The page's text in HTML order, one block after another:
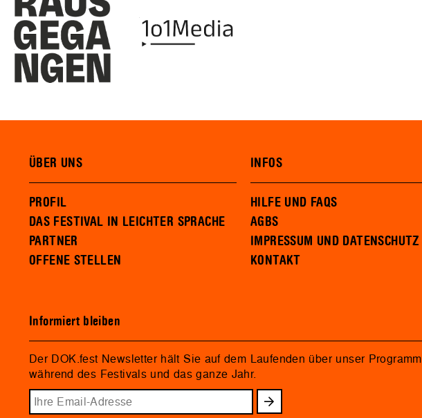
ÜBER UNS
PROFIL
DAS FESTIVAL IN LEICHTER SPRACHE
PARTNER
OFFENE STELLEN
INFOS
HILFE UND FAQS
AGBS
IMPRESSUM UND DATENSCHUTZ
KONTAKT
Informiert bleiben
Der DOK.fest Newsletter hält Sie auf dem Laufenden über unser Programm
während des Festivals und das ganze Jahr.